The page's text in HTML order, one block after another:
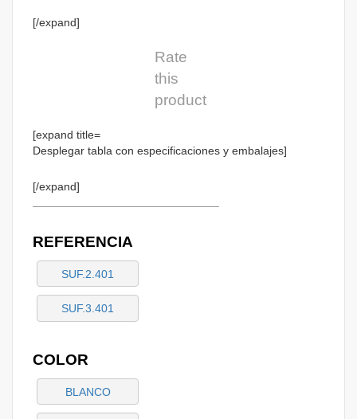
[/expand]
Rate
this
product
[expand title=
Desplegar tabla con especificaciones y embalajes]
[/expand]
REFERENCIA
SUF.2.401
SUF.3.401
COLOR
BLANCO